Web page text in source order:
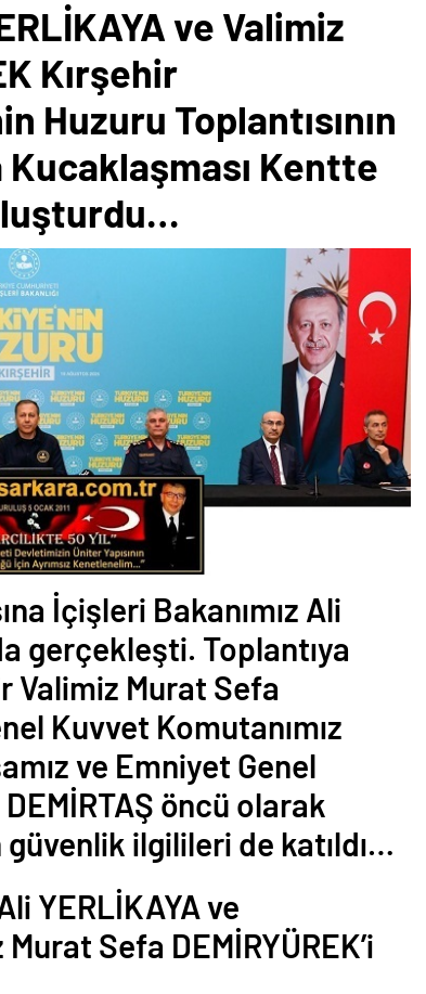
ve Valimiz
Kırşehir
Huzuru Toplantısının
Kucaklaşması Kentte
İçişleri Bakanımız Ali
gerçekleşti. Toplantıya
Valimiz Murat Sefa
Kuvvet Komutanımız
ve Emniyet Genel
öncü olarak
ilgilileri de katıldı…
YERLİKAYA ve
Sefa DEMİRYÜREK’i